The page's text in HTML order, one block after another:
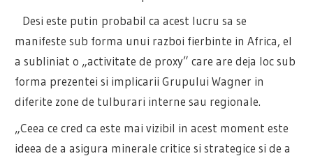
Desi este putin probabil ca acest lucru sa se
manifeste sub forma unui razboi fierbinte in Africa, el
a subliniat o „activitate de proxy” care are deja loc sub
forma prezentei si implicarii Grupului Wagner in
diferite zone de tulburari interne sau regionale.
„Ceea ce cred ca este mai vizibil in acest moment este
ideea de a asigura minerale critice si strategice si de a